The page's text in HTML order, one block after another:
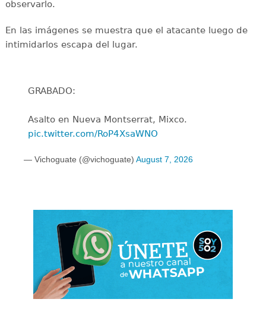
observarlo.
En las imágenes se muestra que el atacante luego de
intimidarlos escapa del lugar.
GRABADO:
Asalto en Nueva Montserrat, Mixco.
pic.twitter.com/RoP4XsaWNO
— Vichoguate (@vichoguate) August 7, 2026